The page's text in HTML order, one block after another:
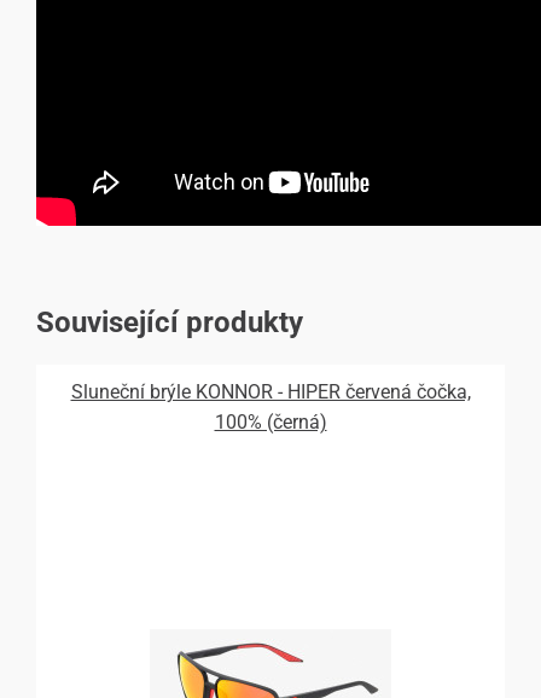
Související produkty
Sluneční brýle KONNOR - HIPER červená čočka,
100% (černá)